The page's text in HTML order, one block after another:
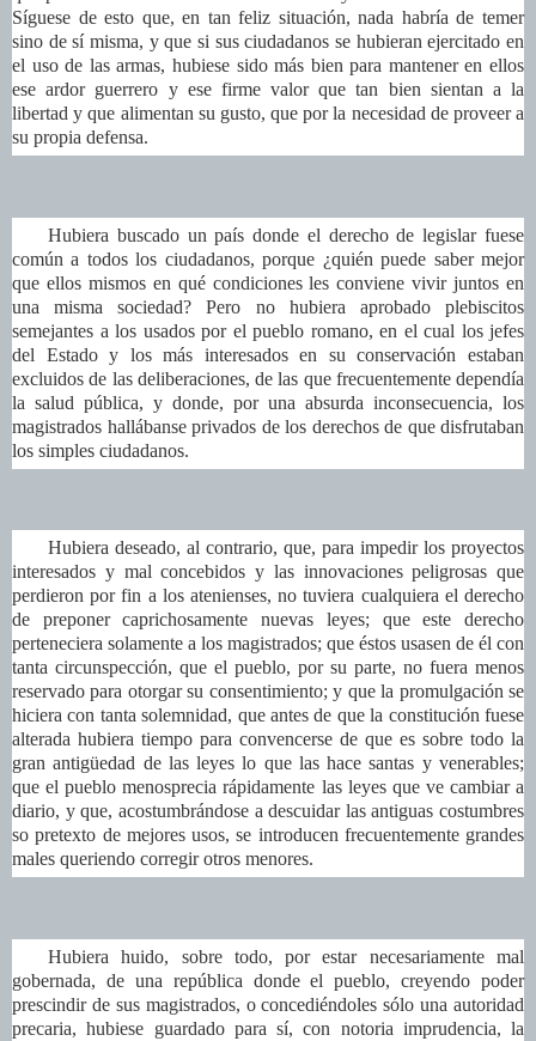
Síguese de esto que, en tan feliz situación, nada habría de temer
sino de sí misma, y que si sus ciudadanos se hubieran ejercitado en
el uso de las armas, hubiese sido más bien para mantener en ellos
ese ardor guerrero y ese firme valor que tan bien sientan a la
libertad y que alimentan su gusto, que por la necesidad de proveer a
su propia defensa.
Hubiera buscado un país donde el derecho de legislar fuese
común a todos los ciudadanos, porque ¿quién puede saber mejor
que ellos mismos en qué condiciones les conviene vivir juntos en
una misma sociedad? Pero no hubiera aprobado plebiscitos
semejantes a los usados por el pueblo romano, en el cual los jefes
del Estado y los más interesados en su conservación estaban
excluidos de las deliberaciones, de las que frecuentemente dependía
la salud pública, y donde, por una absurda inconsecuencia, los
magistrados hallábanse privados de los derechos de que disfrutaban
los simples ciudadanos.
Hubiera deseado, al contrario, que, para impedir los proyectos
interesados y mal concebidos y las innovaciones peligrosas que
perdieron por fin a los atenienses, no tuviera cualquiera el derecho
de preponer caprichosamente nuevas leyes; que este derecho
perteneciera solamente a los magistrados; que éstos usasen de él con
tanta circunspección, que el pueblo, por su parte, no fuera menos
reservado para otorgar su consentimiento; y que la promulgación se
hiciera con tanta solemnidad, que antes de que la constitución fuese
alterada hubiera tiempo para convencerse de que es sobre todo la
gran antigüedad de las leyes lo que las hace santas y venerables;
que el pueblo menosprecia rápidamente las leyes que ve cambiar a
diario, y que, acostumbrándose a descuidar las antiguas costumbres
so pretexto de mejores usos, se introducen frecuentemente grandes
males queriendo corregir otros menores.
Hubiera huido, sobre todo, por estar necesariamente mal
gobernada, de una república donde el pueblo, creyendo poder
prescindir de sus magistrados, o concediéndoles sólo una autoridad
precaria, hubiese guardado para sí, con notoria imprudencia, la